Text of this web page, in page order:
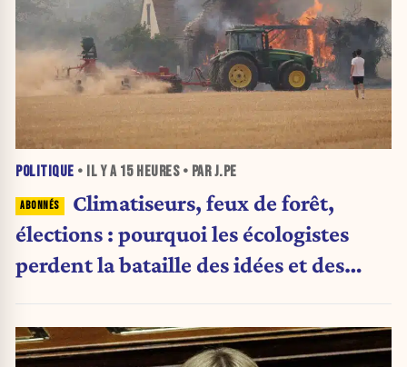
POLITIQUE • IL Y A 15 HEURES• PAR J.PE
Climatiseurs, feux de forêt,
élections : pourquoi les écologistes
perdent la bataille des idées et des